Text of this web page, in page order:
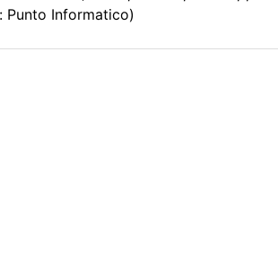
Punto Informatico)